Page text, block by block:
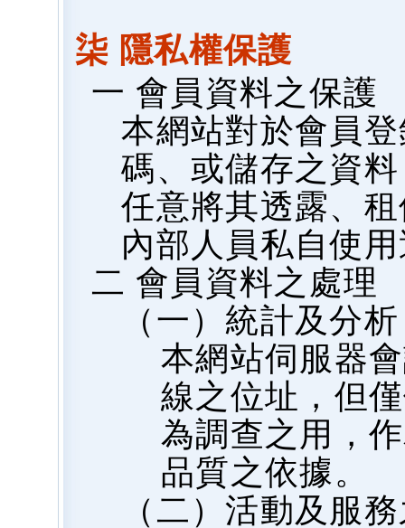
柒 隱私權保護
一 會員資料之保護
本網站對於會員
碼、或儲存之資
任意將其透露、
內部人員私自使
二 會員資料之處理
（一）統計及分析
本網站伺服器
線之位址，但
為調查之用，
品質之依據。
（二）活動及服